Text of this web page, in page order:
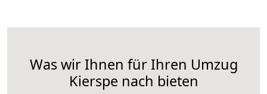
Was wir Ihnen für Ihren Umzug
Kierspe nach bieten